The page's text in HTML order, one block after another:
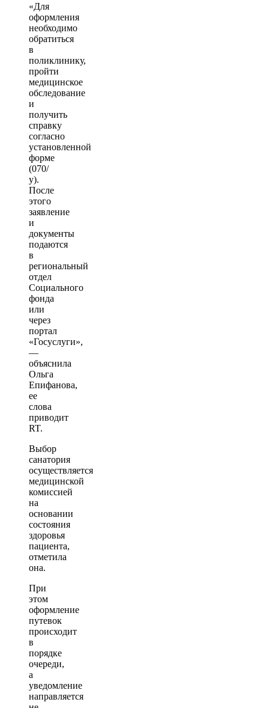
«Для
оформления
необходимо
обратиться
в
поликлинику,
пройти
медицинское
обследование
и
получить
справку
согласно
установленной
форме
(070/
у).
После
этого
заявление
и
документы
подаются
в
региональный
отдел
Социального
фонда
или
через
портал
«Госуслуги»,
—
объяснила
Ольга
Епифанова,
ее
слова
приводит
RT.
Выбор
санатория
осуществляется
медицинской
комиссией
на
основании
состояния
здоровья
пациента,
отметила
она.
При
этом
оформление
путевок
происходит
в
порядке
очереди,
а
уведомление
направляется